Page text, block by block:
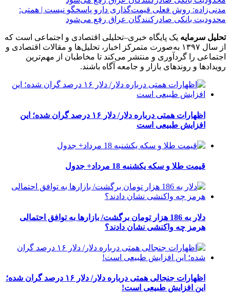
مدنی‌زاده: روش فعلی قیمت‌گذاری دارو پاسخگو نیست | همتی:
محدودیت بانکی صادرکنندگان عراق رفع می‌شود
تحلیل سرمایه یک پایگاه خبری–تحلیلی اقتصادی و اجتماعی است که
از سال ۱۳۹۷ به‌صورت متمرکز اخبار، تحلیل‌ها و مقالات اقتصادی و
اجتماعی را گردآوری و منتشر می‌کند تا مخاطبان از مهم‌ترین
رویدادها و روندهای بازار و جامعه آگاه باشند.
اظهارات همتی درباره دلار/ دلار ۱۶ درصد گران شده؛ این
افزایش طبیعی است
قیمت طلا و سکه یکشنبه 18 مرداد+ جدول
دلار به 186 هزار تومان برگشت/ بازارها به توافق احتمالی
هرمز چه واکنشی نشان دادند؟
اظهارات جنجالی همتی درباره دلار/ دلار ۱۶ درصد گران شده؛
این افزایش طبیعی است!